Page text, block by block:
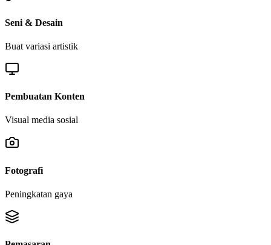
Seni & Desain
Buat variasi artistik
Pembuatan Konten
Visual media sosial
Fotografi
Peningkatan gaya